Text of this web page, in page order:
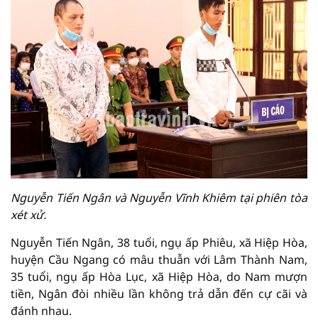
Nguyễn Tiến Ngân và Nguyễn Vĩnh Khiêm tại phiên tòa
xét xử.
Nguyễn Tiến Ngân, 38 tuổi, ngụ ấp Phiêu, xã Hiệp Hòa,
huyện Cầu Ngang có mâu thuẫn với Lâm Thành Nam,
35 tuổi, ngụ ấp Hòa Lục, xã Hiệp Hòa, do Nam mượn
tiền, Ngân đòi nhiều lần không trả dẫn đến cự cãi và
đánh nhau.